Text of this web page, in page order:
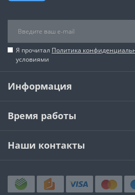
Я прочитал Политика
условиями
Информация
Время работы
Наши контакты